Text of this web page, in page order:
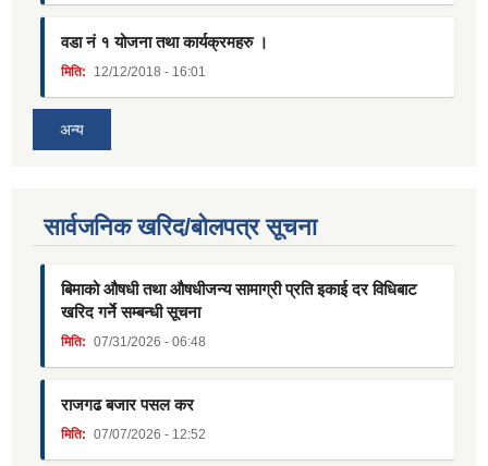
वडा नं १ योजना तथा कार्यक्रमहरु ।
मिति: 12/12/2018 - 16:01
अन्य
सार्वजनिक खरिद/बोलपत्र सूचना
बिमाको औषधी तथा औषधीजन्य सामाग्री प्रति इकाई दर विधिबाट
खरिद गर्ने सम्बन्धी सूचना
मिति: 07/31/2026 - 06:48
राजगढ बजार पसल कर
मिति: 07/07/2026 - 12:52